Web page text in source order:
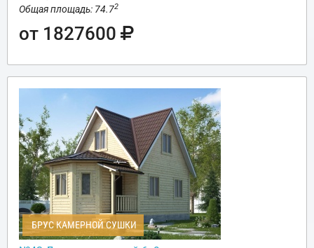
Общая площадь: 74.72
от 1827600
БРУС КАМЕРНОЙ СУШКИ